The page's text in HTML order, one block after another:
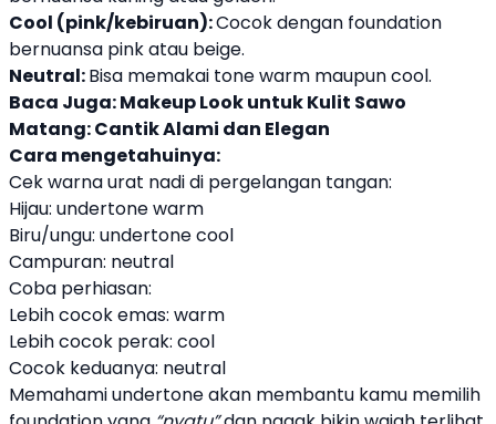
Cool (pink/kebiruan):Cocok dengan foundation
bernuansa pink atau beige.
Neutral:Bisa memakai tone warm maupun cool.
Baca Juga:Makeup Look untuk Kulit Sawo
Matang: Cantik Alami dan Elegan
Cara mengetahuinya:
Cek warna urat nadi di pergelangan tangan:
Hijau: undertone warm
Biru/ungu: undertone cool
Campuran: neutral
Coba perhiasan:
Lebih cocok emas: warm
Lebih cocok perak: cool
Cocok keduanya: neutral
Memahami undertone akan membantu kamu memilih